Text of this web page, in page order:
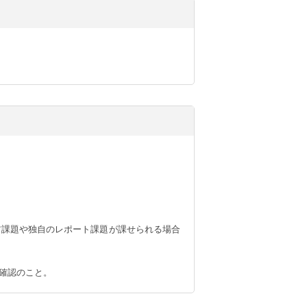
題や独自のレポート課題が課せられる場合
のこと。